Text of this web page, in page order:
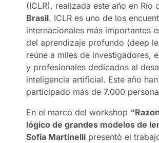
(ICLR), realizada este año en Río
Brasil. ICLR es uno de los
internacionales más importantes
del aprendizaje profundo (deep
reúne a miles de investigadores,
y profesionales dedicados al
inteligencia artificial. Este año han
participado más de 7.000
En el marco del workshop
lógico de grandes modelos de
Sofía Martinelli presentó el